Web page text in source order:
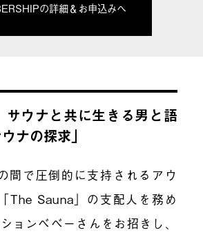
の詳細＆お申込みへ
サウナと共に生きる男と語
ナの探求」
間で圧倒的に支持されるアウ
The Sauna」の支配人を務め
ョンべべーさんをお招きし、